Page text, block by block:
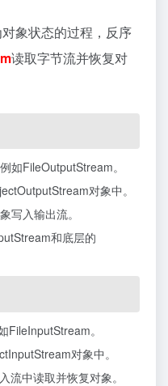
象状态的过程，反序
读取字节流并恢复对
如FileOutputStream。
对象中。
写入输出流。
和底层的
FileInputStream。
对象中。
流中读取并恢复对象。